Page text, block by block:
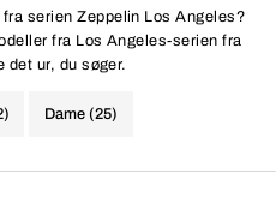
serien Zeppelin Los Angeles?
fra Los Angeles-serien fra
det ur, du søger.
Dame (25)